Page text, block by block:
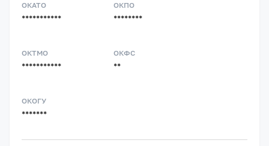
ОКАТО
***********
ОКПО
********
ОКТМО
***********
ОКФС
**
ОКОГУ
*******